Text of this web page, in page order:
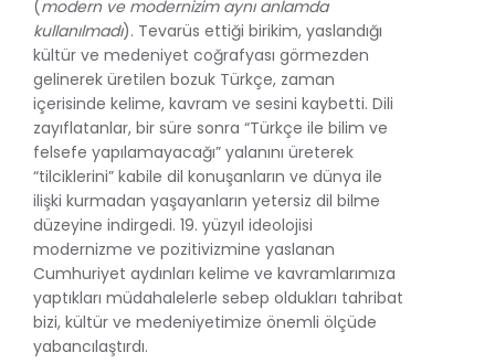
(modern ve modernizim aynı anlamda
kullanılmadı). Tevarüs ettiği birikim, yaslandığı
kültür ve medeniyet coğrafyası görmezden
gelinerek üretilen bozuk Türkçe, zaman
içerisinde kelime, kavram ve sesini kaybetti. Dili
zayıflatanlar, bir süre sonra “Türkçe ile bilim ve
felsefe yapılamayacağı” yalanını üreterek
“tilciklerini” kabile dil konuşanların ve dünya ile
ilişki kurmadan yaşayanların yetersiz dil bilme
düzeyine indirgedi. 19. yüzyıl ideolojisi
modernizme ve pozitivizmine yaslanan
Cumhuriyet aydınları kelime ve kavramlarımıza
yaptıkları müdahalelerle sebep oldukları tahribat
bizi, kültür ve medeniyetimize önemli ölçüde
yabancılaştırdı.